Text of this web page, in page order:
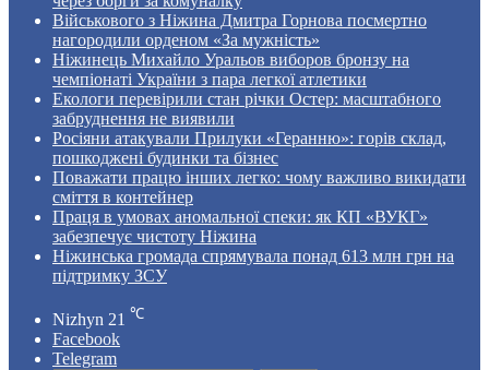
Військового з Ніжина Дмитра Горнова посмертно
нагородили орденом «За мужність»
Ніжинець Михайло Уральов виборов бронзу на
чемпіонаті України з пара легкої атлетики
Екологи перевірили стан річки Остер: масштабного
забруднення не виявили
Росіяни атакували Прилуки «Геранню»: горів склад,
пошкоджені будинки та бізнес
Поважати працю інших легко: чому важливо викидати
сміття в контейнер
Праця в умовах аномальної спеки: як КП «ВУКГ»
забезпечує чистоту Ніжина
Ніжинська громада спрямувала понад 613 млн грн на
підтримку ЗСУ
Nizhyn 21 ℃
Facebook
Telegram